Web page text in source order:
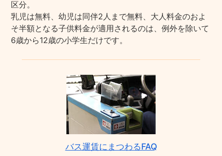
区分。
乳児は無料、幼児は同伴2人まで無料、大人料金のおよ
そ半額となる子供料金が適用されるのは、例外を除いて
6歳から12歳の小学生だけです。
バス運賃にまつわるFAQ